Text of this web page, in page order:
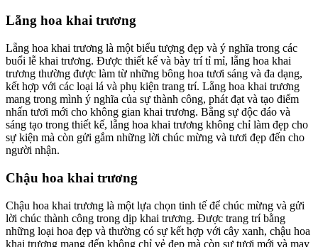
Lẵng hoa khai trương
Lẵng hoa khai trương là một biểu tượng đẹp và ý nghĩa trong các
buổi lễ khai trương. Được thiết kế và bày trí tỉ mỉ, lẵng hoa khai
trương thường được làm từ những bông hoa tươi sáng và đa dạng,
kết hợp với các loại lá và phụ kiện trang trí. Lẵng hoa khai trương
mang trong mình ý nghĩa của sự thành công, phát đạt và tạo điểm
nhấn tươi mới cho không gian khai trương. Bằng sự độc đáo và
sáng tạo trong thiết kế, lẵng hoa khai trương không chỉ làm đẹp cho
sự kiện mà còn gửi gắm những lời chúc mừng và tươi đẹp đến cho
người nhận.
Chậu hoa khai trương
Chậu hoa khai trương là một lựa chọn tinh tế để chúc mừng và gửi
lời chúc thành công trong dịp khai trương. Được trang trí bằng
những loại hoa đẹp và thường có sự kết hợp với cây xanh, chậu hoa
khai trương mang đến không chỉ vẻ đẹp mà còn sự tươi mới và may